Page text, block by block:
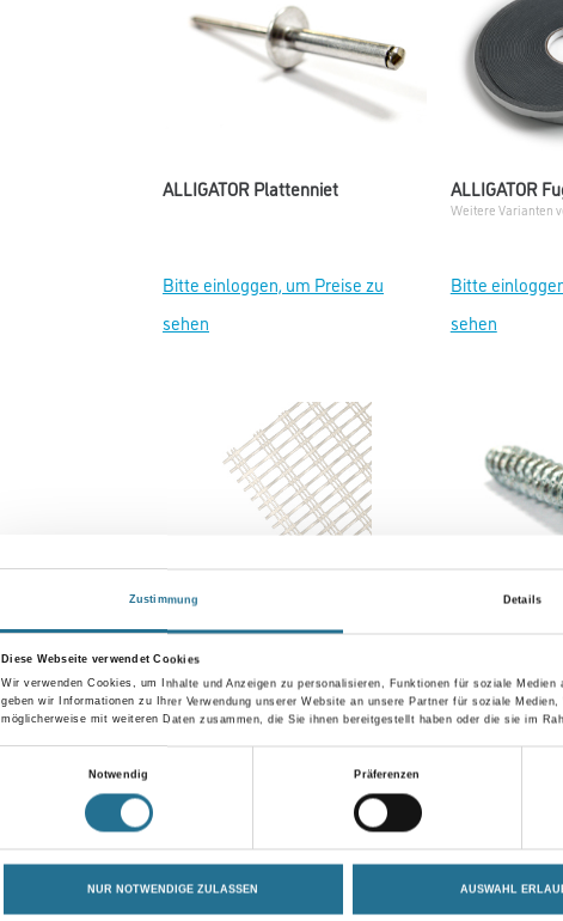
Zustimmung Details
Diese Webseite verwendet Cookies
Wir verwenden Cookies, um Inhalte und Anzeigen zu personalisieren, Funktionen für soziale
geben wir Informationen zu Ihrer Verwendung unserer Website an unsere Partner für soziale
möglicherweise mit weiteren Daten zusammen, die Sie ihnen bereitgestellt haben oder die sie im
Notwendig
Präferenzen
NUR NOTWENDIGE ZULASSEN AUSWAHL
ALLIGATOR Plattenniet
Bitte einloggen, um Preise zu
sehen
ALLIGATOR
Weitere Varianten
Bitte
sehen
ALLIGATOR Panzereckwinkel